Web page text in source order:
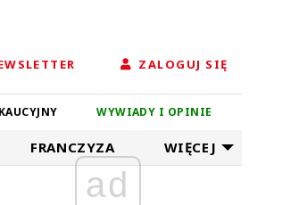
ZALOGUJ SIĘ
WYWIADY I OPINIE
FRANCZYZA WIĘCEJ
ad